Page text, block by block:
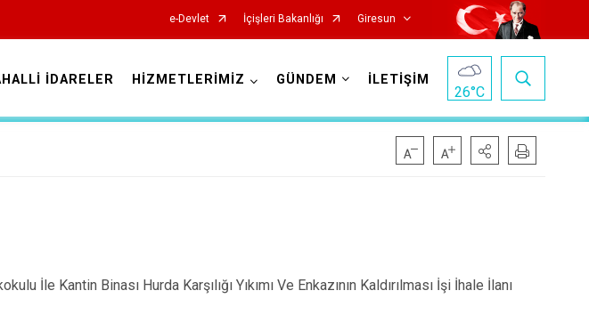
e-Devlet İçişleri Bakanlığı Giresun
Bulancak
Güce
İDARELER HİZMETLERİMİZ GÜNDEM İLETİŞİM
26°C
İle Kantin Binası Hurda Karşılığı Yıkımı Ve Enkazının Kaldırılması İşi İhale İlanı